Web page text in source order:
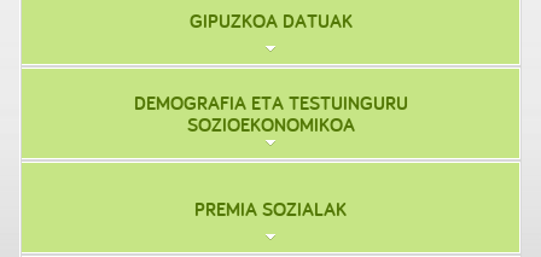
GIPUZKOA DATUAK
DEMOGRAFIA ETA TESTUINGURU
SOZIOEKONOMIKOA
PREMIA SOZIALAK